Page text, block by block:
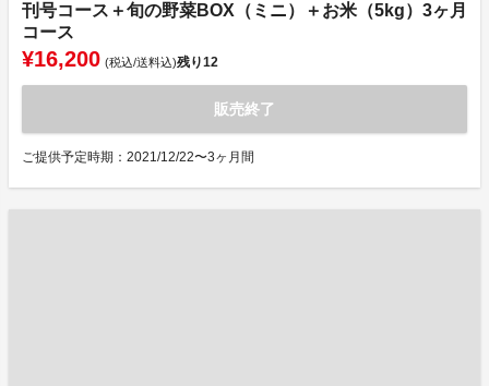
刊号コース＋旬の野菜BOX（ミニ）＋お米（5kg）3ヶ月
コース
¥16,200 (税込/送料込)残り12
販売終了
ご提供予定時期：2021/12/22〜3ヶ月間